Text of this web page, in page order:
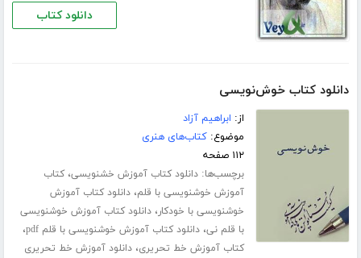
دانلود کتاب
دانلود کتاب خوش‌نویسی
از: ابراهیم آزاد
موضوع:کتاب‌های هنری
۱۱۲ صفحه
برچسب‌ها:دانلود کتاب آموزش خشنویسی،کتاب
آموزش خوشنویسی با قلم،دانلود کتاب آموزش
خوشنویسی با خودکار،دانلود کتاب آموزش خوشنویسی
با قلم نی،دانلود کتاب آموزش خوشنویسی با قلم pdf ،
کتاب آموزش خط تحریری،دانلود آموزش خط تحریری